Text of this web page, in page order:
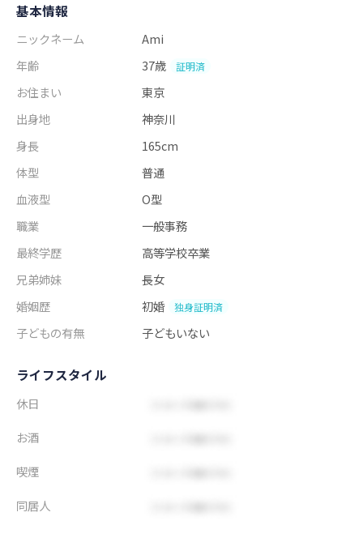
基本情報
ニックネーム
Ami
年齢
37歳 証明済
お住まい
東京
出身地
神奈川
身長
165cm
体型
普通
血液型
O型
職業
一般事務
最終学歴
高等学校卒業
兄弟姉妹
長女
婚姻歴
初婚 独身証明済
子どもの有無 子どもいない
ライフスタイル
休日
お酒
喫煙
同居人